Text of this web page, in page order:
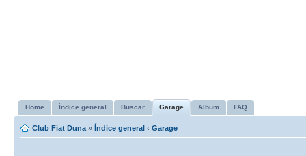
Home Índice general Buscar Garage Album FAQ
Club Fiat Duna » Índice general ‹ Garage